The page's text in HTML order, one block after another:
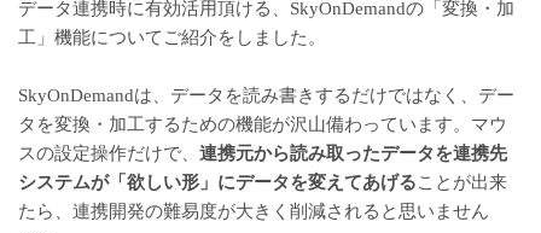
データ連携時に有効活用頂ける、SkyOnDemandの「変換・加
工」機能についてご紹介をしました。
SkyOnDemandは、データを読み書きするだけではなく、デー
タを変換・加工するための機能が沢山備わっています。マウ
スの設定操作だけで、 連携元から読み取ったデータを連携先
システムが「欲しい形」にデータを変えてあげることが出来
たら、連携開発の難易度が大きく削減されると思いません